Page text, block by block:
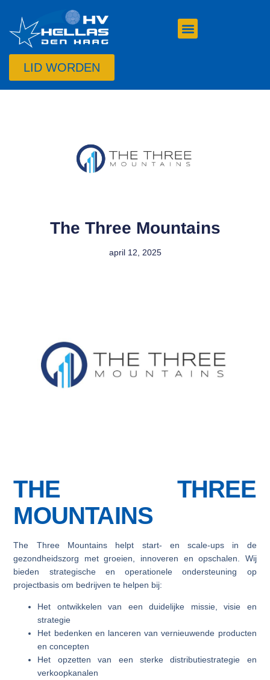
LID WORDEN
The Three Mountains
april 12, 2025
THE THREE
MOUNTAINS
The Three Mountains helpt start- en scale-ups in de
gezondheidszorg met groeien, innoveren en opschalen. Wij
bieden strategische en operationele ondersteuning op
projectbasis om bedrijven te helpen bij:
Het ontwikkelen van een duidelijke missie, visie en
strategie
Het bedenken en lanceren van vernieuwende producten
en concepten
Het opzetten van een sterke distributiestrategie en
verkoopkanalen